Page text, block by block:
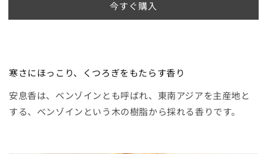
を
を
今すぐ購入
寒さにほっこり、くつろぎをもたらす香り
安息香は、ベンゾインとも呼ばれ、東南アジアを主産地と
する、ベンゾインという木の樹脂から採れる香りです。